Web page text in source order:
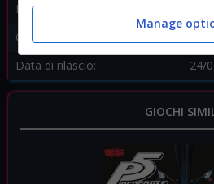
Disponibile per:
PS5
Genere:
Data di rilascio:
24/
GIOCHI
Manage